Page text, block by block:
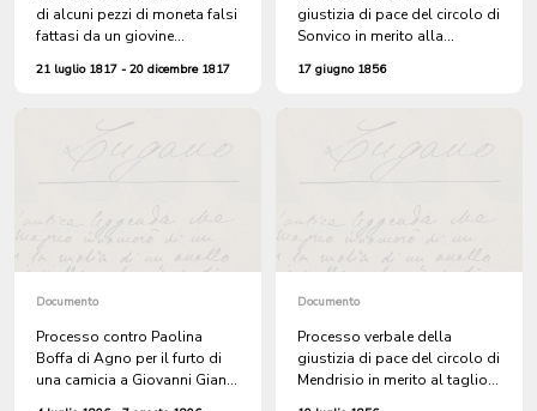
di alcuni pezzi di moneta falsi
fattasi da un giovine
21 luglio 1817 - 20 dicembre 1817
giustizia di pace del circolo di
Sonvico in merito alla
sacerdote don Battistino
taglio di 16 piante al suo
17 giugno 1856
Documento
Processo contro Paolina
Boffa di Agno per il furto di
una camicia a Giovanni Giani.
Documento
Processo verbale della
giustizia di pace del circolo di
Mendrisio in merito al taglio